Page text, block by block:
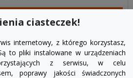
ciasteczek!
internetowy, z którego korzystasz,
to pliki instalowane w urządzeniach
z serwisu, w celu
poprawy jakości świadczonych